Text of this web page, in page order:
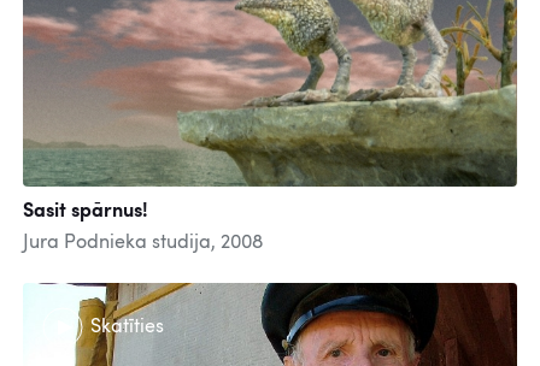
Sasit spārnus!
Jura Podnieka studija, 2008
Skatīties